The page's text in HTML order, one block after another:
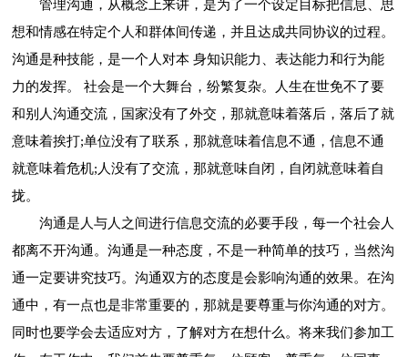
管理沟通，从概念上来讲，是为了一个设定目标把信息、思
想和情感在特定个人和群体间传递，并且达成共同协议的过程。
沟通是种技能，是一个人对本 身知识能力、表达能力和行为能
力的发挥。 社会是一个大舞台，纷繁复杂。人生在世免不了要
和别人沟通交流，国家没有了外交，那就意味着落后，落后了就
意味着挨打;单位没有了联系，那就意味着信息不通，信息不通
就意味着危机;人没有了交流，那就意味自闭，自闭就意味着自
拢。
沟通是人与人之间进行信息交流的必要手段，每一个社会人
都离不开沟通。沟通是一种态度，不是一种简单的技巧，当然沟
通一定要讲究技巧。沟通双方的态度是会影响沟通的效果。在沟
通中，有一点也是非常重要的，那就是要尊重与你沟通的对方。
同时也要学会去适应对方，了解对方在想什么。将来我们参加工